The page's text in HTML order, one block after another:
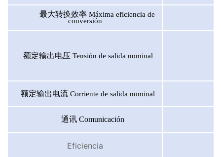
最大转换效率Máxima eficiencia de
conversión
额定输出电压 Tensión de salida nominal
额定输出电流Corriente de salida nominal
通讯Comunicación
Eficiencia